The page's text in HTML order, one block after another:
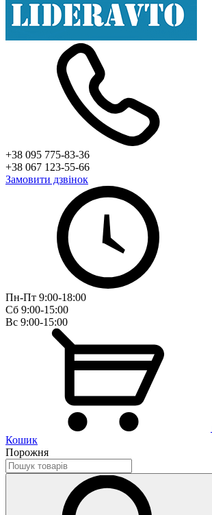
+38 095 775-83-36
+38 067 123-55-66
Замовити дзвінок
Пн-Пт 9:00-18:00
Сб 9:00-15:00
Вс 9:00-15:00
Кошик
Порожня